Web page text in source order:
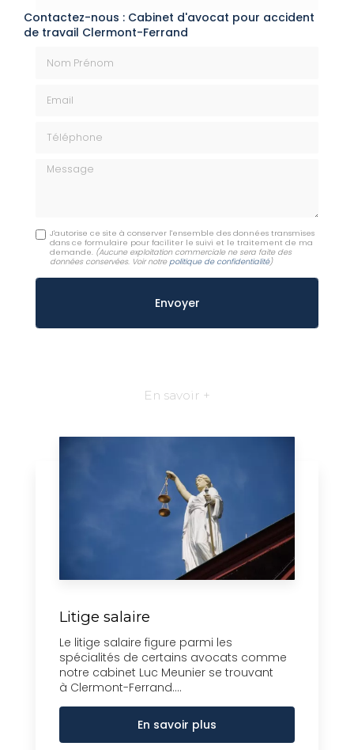
Contactez-nous : Cabinet d'avocat pour accident
de travail Clermont-Ferrand
Message
J'autorise ce site à conserver l'ensemble des données transmises
dans ce formulaire pour faciliter le suivi et le traitement de ma
demande. (Aucune exploitation commerciale ne sera faite des
données conservées. Voir notre politique de confidentialité)
En savoir +
Litige salaire
Le litige salaire figure parmi les
spécialités de certains avocats comme
notre cabinet Luc Meunier se trouvant
à Clermont-Ferrand....
En savoir plus